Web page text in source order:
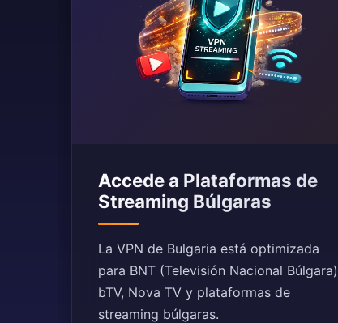
Accede a Plataformas de
Streaming Búlgaras
La VPN de Bulgaria está optimizada
para BNT (Televisión Nacional
bTV, Nova TV y plataformas de
streaming búlgaras.